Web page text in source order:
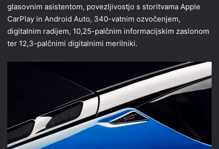
glasovnim asistentom, povezljivostjo s storitvama Apple
CarPlay in Android Auto, 340-vatnim ozvočenjem,
digitalnim radijem, 10,25-palčnim informacijskim zaslonom
ter 12,3-palčnimi digitalnimi merilniki.